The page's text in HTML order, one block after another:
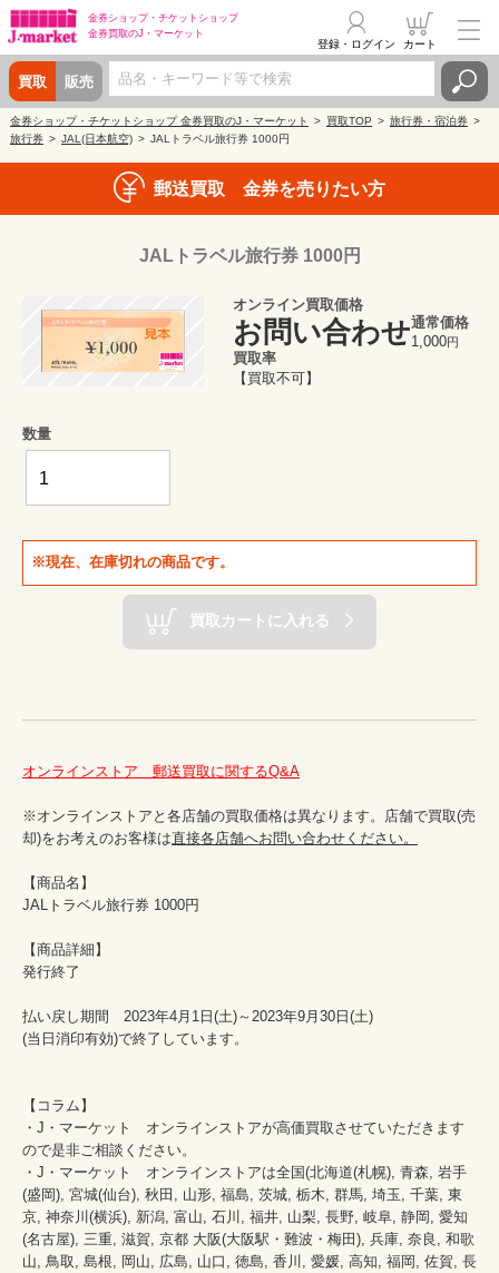
金券ショップ・ チケットショップ
金券買取のJ・マーケット
買取 販売
登録・ログイン カート
金券ショップ・チケットショップ 金券買取のJ・マーケット 買取TOP
旅行券・宿泊券
旅行券
JAL(日本航空) JALトラベル旅⾏券 1000円
郵送買取 金券を売りたい方
JALトラベル旅⾏券 1000円
オンライン買取価格
お問い合わせ通常価格
1,000円
買取率
【買取不可】
数量
※現在、在庫切れの商品です。
買取カートに入れる
オンラインストア　郵送買取に関するQ&A
※オンラインストアと各店舗の買取価格は異なります。店舗で買取(売
却)をお考えのお客様は直接各店舗へお問い合わせください。
【商品名】
JALトラベル旅⾏券 1000円
【商品詳細】
発行終了
払い戻し期間　2023年4月1日(土)～2023年9月30日(土)
(当日消印有効)で終了しています。
【コラム】
・J・マーケット　オンラインストアが高価買取させていただきます
ので是非ご相談ください。
・J・マーケット　オンラインストアは全国(北海道(札幌), 青森, 岩手
(盛岡), 宮城(仙台), 秋田, 山形, 福島, 茨城, 栃木, 群馬, 埼玉, 千葉, 東
京, 神奈川(横浜), 新潟, 富山, 石川, 福井, 山梨, 長野, 岐阜, 静岡, 愛知
(名古屋), 三重, 滋賀, 京都 大阪(大阪駅・難波・梅田), 兵庫, 奈良, 和歌
山, 鳥取, 島根, 岡山, 広島, 山口, 徳島, 香川, 愛媛, 高知, 福岡, 佐賀, 長